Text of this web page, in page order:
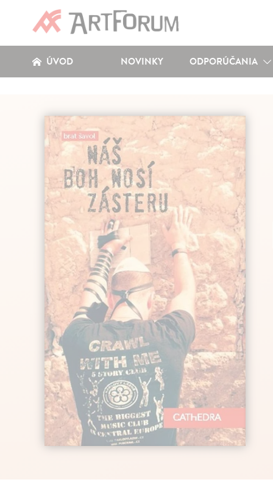
ÚVOD NOVINKY ODPORÚČANIA